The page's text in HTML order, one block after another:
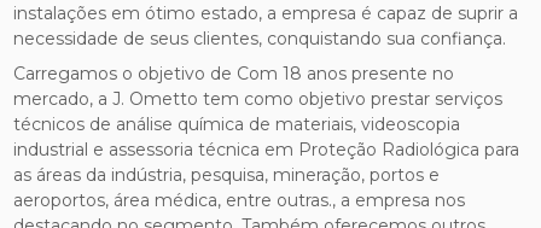
instalações em ótimo estado, a empresa é capaz de suprir a
necessidade de seus clientes, conquistando sua confiança.
Carregamos o objetivo de Com 18 anos presente no
mercado, a J. Ometto tem como objetivo prestar serviços
técnicos de análise química de materiais, videoscopia
industrial e assessoria técnica em Proteção Radiológica para
as áreas da indústria, pesquisa, mineração, portos e
aeroportos, área médica, entre outras., a empresa nos